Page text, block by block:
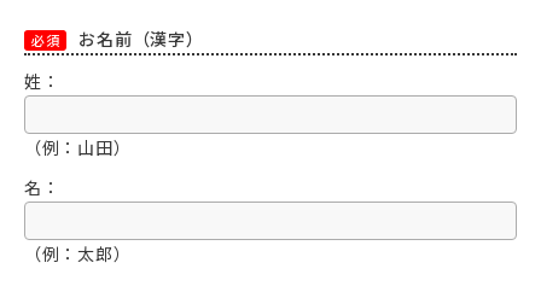
必須
お名前（漢字）
姓：
（例：山田）
名：
（例：太郎）